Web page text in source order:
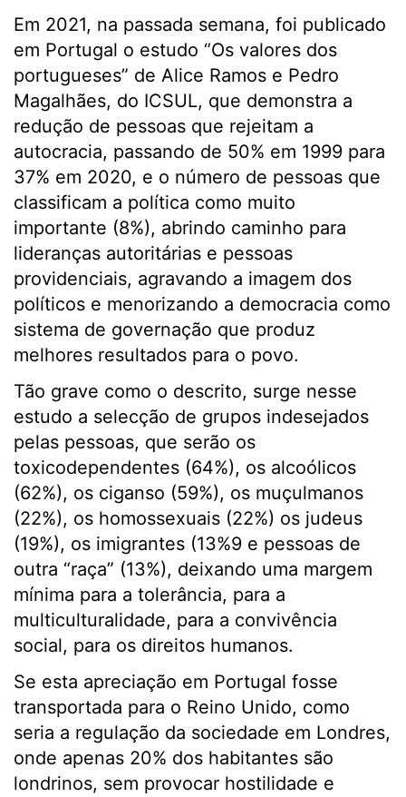
Em 2021, na passada semana, foi publicado
em Portugal o estudo “Os valores dos
portugueses” de Alice Ramos e Pedro
Magalhães, do ICSUL, que demonstra a
redução de pessoas que rejeitam a
autocracia, passando de 50% em 1999 para
37% em 2020, e o número de pessoas que
classificam a política como muito
importante (8%), abrindo caminho para
lideranças autoritárias e pessoas
providenciais, agravando a imagem dos
políticos e menorizando a democracia como
sistema de governação que produz
melhores resultados para o povo.
Tão grave como o descrito, surge nesse
estudo a selecção de grupos indesejados
pelas pessoas, que serão os
toxicodependentes (64%), os alcoólicos
(62%), os ciganso (59%), os muçulmanos
(22%), os homossexuais (22%) os judeus
(19%), os imigrantes (13%9 e pessoas de
outra “raça” (13%), deixando uma margem
mínima para a tolerância, para a
multiculturalidade, para a convivência
social, para os direitos humanos.
Se esta apreciação em Portugal fosse
transportada para o Reino Unido, como
seria a regulação da sociedade em Londres,
onde apenas 20% dos habitantes são
londrinos, sem provocar hostilidade e